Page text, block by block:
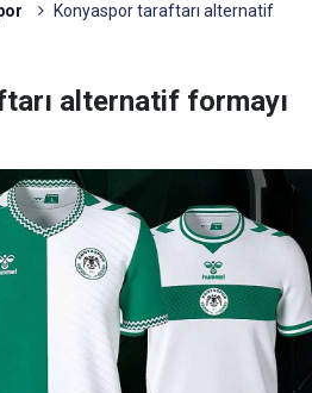
Konyaspor taraftarı alternatif
alternatif formayı